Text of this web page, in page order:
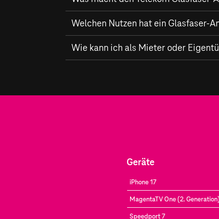
Der TelekomGlasfaser-Ausbauin
Internetgeschwindigkeiten von bis zu
der Erschließung neuer Gebiete für den
Welchen Nutzen hat ein Glasfaser-
Ein Glasfaser-Anschluss der Telekom
Homeoffice, hochauflösendes
Wie kann ich als Mieter oder
Geräte
iPhone 17
MagentaTV One (2. Generation)
Speedport 7